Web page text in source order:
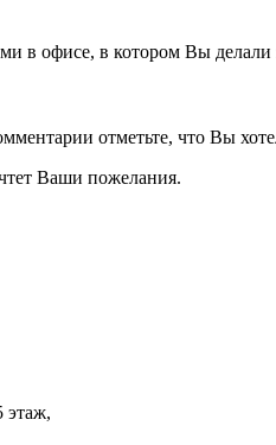
в офисе, в котором Вы делали
отметьте, что Вы
Ваши пожелания.
этаж,